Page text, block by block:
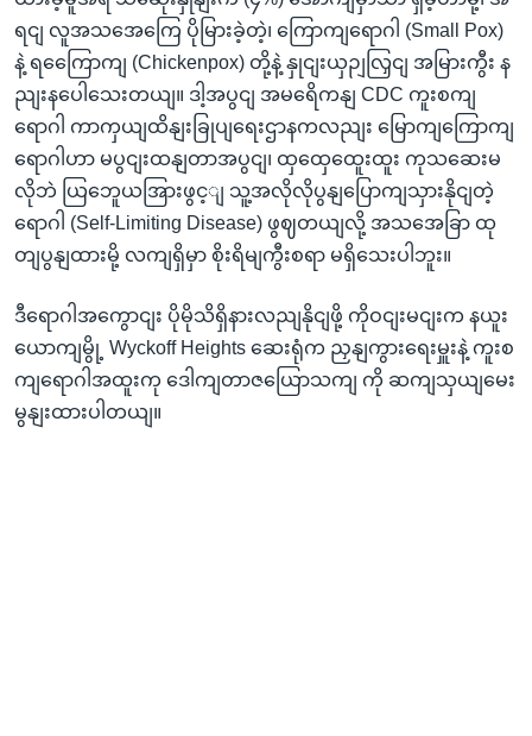
ရငျ လူအသအေကြေ ပိုမြားခဲ့တဲ့၊ ကြောကျရောဂါ (Small Pox)
နဲ့ ရကြေောကျ (Chickenpox) တို့နဲ့ နှုငျးယှဉျလြှငျ အမြားကွီး န
ညျးနပေါသေးတယျ။ ဒါ့အပွငျ အမရေိကနျ CDC ကူးစကျ
ရောဂါ ကာကှယျထိနျးခြုပျရေးဌာနကလညျး မြောကျကြောကျ
ရောဂါဟာ မပွငျးထနျတာအပွငျ၊ ထှထှေထေူးထူး ကုသဆေးမ
လိုဘဲ ယြဘေူယအြားဖွင့ျ သူ့အလိုလိုပွနျပြောကျသှားနိုငျတဲ့
ရောဂါ (Self-Limiting Disease) ဖွဈတယျလို့ အသအေခြာ ထု
တျပွနျထားမို့ လကျရှိမှာ စိုးရိမျကွီးစရာ မရှိသေးပါဘူး။
ဒီရောဂါအကွောငျး ပိုမိုသိရှိနားလညျနိုငျဖို့ ကိုဝငျးမငျးက နယူး
ယောကျမွို့ Wyckoff Heights ဆေးရုံက ညှနျကွားရေးမှူးနဲ့ ကူးစ
ကျရောဂါအထူးကု ဒေါကျတာဇယြောသကျ ကို ဆကျသှယျမေး
မွနျးထားပါတယျ။